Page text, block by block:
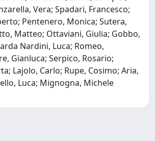
Vera; Spadari, Francesco;
Pentenero, Monica; Sutera,
Matteo; Ottaviani, Giulia; Gobbo,
Nardini, Luca; Romeo,
Gianluca; Serpico, Rosario;
Lajolo, Carlo; Rupe, Cosimo; Aria,
Luca; Mignogna, Michele